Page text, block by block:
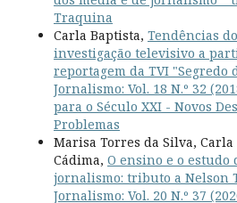
Traquina
Carla Baptista, Tendências
investigação televisivo a
reportagem da TVI "Segredo
Jornalismo: Vol. 18 N.º 32
para o Século XXI - Novos
Problemas
Marisa Torres da Silva,
Cádima, O ensino e o estudo
jornalismo: tributo a Nelson
Jornalismo: Vol. 20 N.º 37